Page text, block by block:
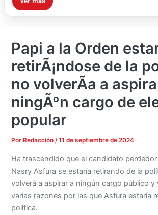
Papi a la Orden
retirÃ¡ndose de la
no volverÃ­a a
ningÃºn cargo de
popular
Por Redacción/11 de septiembre de 2024
Ha trascendido que el candidato
Nasry Asfura se estaría retirando de la
volverá a aspirar a ningún cargo público y
varias razones por las que Asfura estaría
política.